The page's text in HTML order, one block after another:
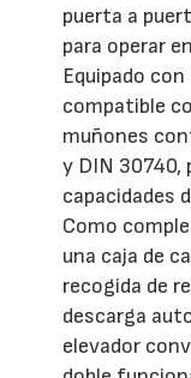
puerta a
para operar
Equipado
compatible
muñones
y DIN 30740,
capacidades
Como
una caja de
recogida de
descarga
elevador